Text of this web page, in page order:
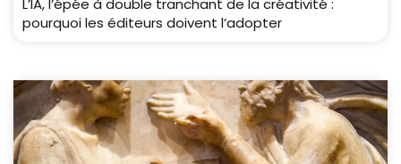
pourquoi les éditeurs doivent l’adopter